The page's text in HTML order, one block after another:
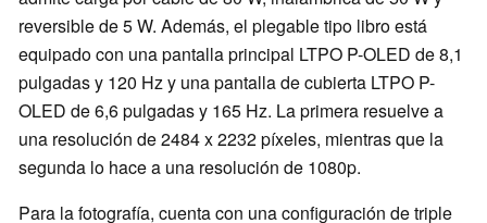
reversible de 5 W. Además, el plegable tipo libro está
equipado con una pantalla principal LTPO P-OLED de 8,1
pulgadas y 120 Hz y una pantalla de cubierta LTPO P-
OLED de 6,6 pulgadas y 165 Hz. La primera resuelve a
una resolución de 2484 x 2232 píxeles, mientras que la
segunda lo hace a una resolución de 1080p.
Para la fotografía, cuenta con una configuración de triple